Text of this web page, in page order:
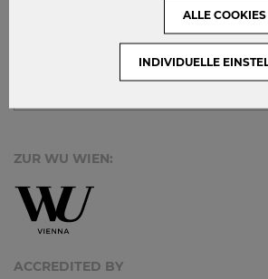
ZUR WU WIEN:
ACCREDITED BY
INDIVIDUELLE
ALLE